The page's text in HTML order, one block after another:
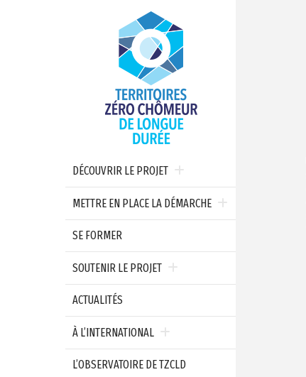
DÉCOUVRIR LE PROJET
METTRE EN PLACE LA DÉMARCHE
SE FORMER
SOUTENIR LE PROJET
ACTUALITÉS
À L’INTERNATIONAL
L’OBSERVATOIRE DE TZCLD